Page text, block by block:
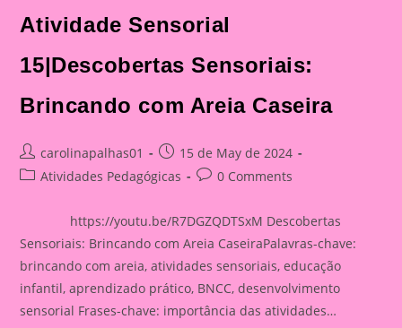
Atividade Sensorial
15|Descobertas Sensoriais:
Brincando com Areia Caseira
Post
author:
carolinapalhas01
Post
published:
15 de May de 2024
PostAtividades Pedagógicas
Post0 Comments
https://youtu.be/R7DGZQDTSxM Descobertas
Sensoriais: Brincando com Areia CaseiraPalavras-chave:
brincando com areia, atividades sensoriais, educação
infantil, aprendizado prático, BNCC, desenvolvimento
sensorial Frases-chave: importância das atividades…